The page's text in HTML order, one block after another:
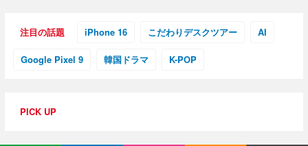
注目の話題 iPhone 16 こだわりデスクツアー AI
Google Pixel 9 韓国ドラマ K-POP
PICK UP